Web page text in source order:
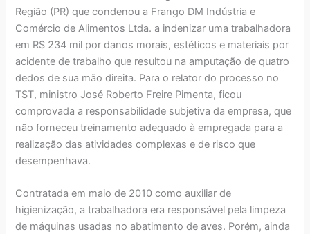
Região (PR) que condenou a Frango DM Indústria e
Comércio de Alimentos Ltda. a indenizar uma trabalhadora
em R$ 234 mil por danos morais, estéticos e materiais por
acidente de trabalho que resultou na amputação de quatro
dedos de sua mão direita. Para o relator do processo no
TST, ministro José Roberto Freire Pimenta, ficou
comprovada a responsabilidade subjetiva da empresa, que
não forneceu treinamento adequado à empregada para a
realização das atividades complexas e de risco que
desempenhava.
Contratada em maio de 2010 como auxiliar de
higienização, a trabalhadora era responsável pela limpeza
de máquinas usadas no abatimento de aves. Porém, ainda